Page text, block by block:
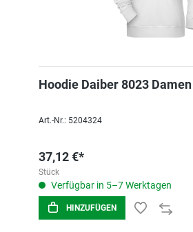
Art.-Nr.: 5204324
37,12 €*
Stück
Verfügbar in 5–7 Werktagen
HINZUFÜGEN